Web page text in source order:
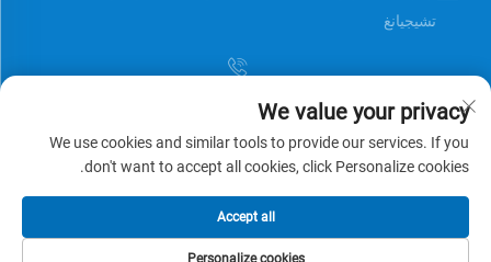
تشيجيانغ
[email protected]
حقوق النشر © Zhejiang Universal Trading Co.,Ltd. جميع الحقوق محفوظة
سياسة الخصوصية
We value your privacy
We use cookies and similar tools to provide our services. If you
don't want to accept all cookies, click Personalize cookies.
Personalize cookies
Accept all